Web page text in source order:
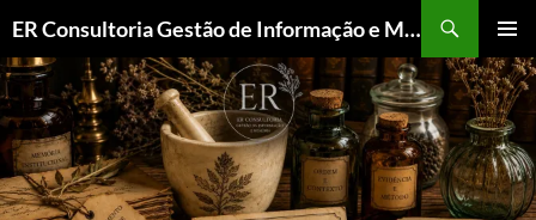
ER Consultoria Gestão de Informação e Memória Institucional
MENU
PARA
O
CONTEÚDO